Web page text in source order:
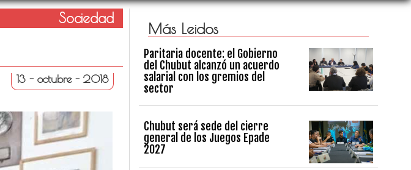
Sociedad
13 - octubre - 2018
Más Leidos
Paritaria docente: el Gobierno
del Chubut alcanzó un acuerdo
salarial con los gremios del
sector
Chubut será sede del cierre
general de los Juegos Epade
2027